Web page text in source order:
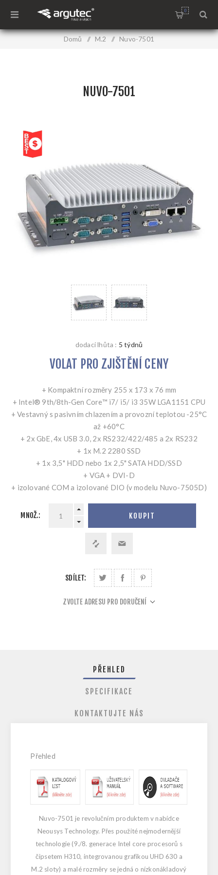
0
Domů / M.2 / Nuvo-7501
NUVO-7501
dodací lhůta : 5 týdnů
VOLAT PRO ZJIŠTĚNÍ CENY
+ Kompaktní rozměry 255 x 173 x 76 mm
+ Intel® 9th/8th-Gen Core™ i7/ i5/ i3 35W LGA1151 CPU
+ Vestavný s pasivním chlazením a provozní teplotou -25°C
až +60°C
+ 2x GbE, 4x USB 3.0, 2x RS232/422/485 a 2x RS232
+ 1x M.2 2280 SSD
+ 1x 3,5" HDD nebo 1x 2,5" SATA HDD/SSD
+ VGA + DVI-D
+ izolované COM a izolované DIO (v modelu Nuvo-7505D)
MNOŽ.: KOUPIT
SDÍLET:
ZVOLTE ADRESU PRO DORUČENÍ
PŘEHLED
SPECIFIKACE
KONTAKTUJTE NÁS
Přehled
Nuvo-7501 je revolučním produktem v nabídce
Neousys Technology. Přes použité nejmodernější
technologie (9./8. generace Intel core procesorů s
čipsetem H310, integrovanou grafikou UHD 630 a
M.2 sloty) a malé rozměry se jedná o nízkonákladový